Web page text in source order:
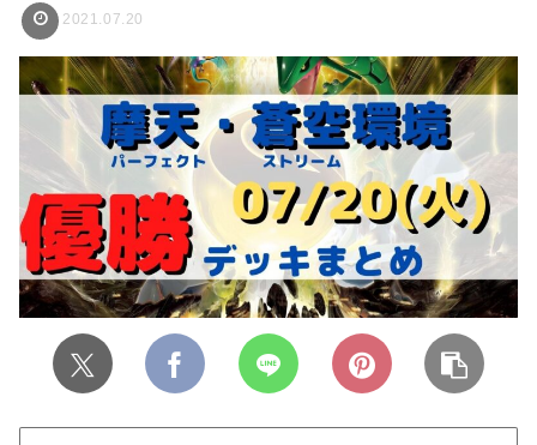
2021.07.20